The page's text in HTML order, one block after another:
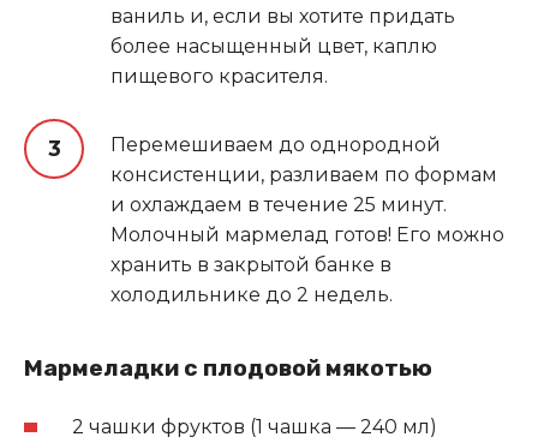
ваниль и, если вы хотите придать
более насыщенный цвет, каплю
пищевого красителя.
Перемешиваем до однородной
консистенции, разливаем по формам
и охлаждаем в течение 25 минут.
Молочный мармелад готов! Его можно
хранить в закрытой банке в
холодильнике до 2 недель.
Мармеладки с плодовой мякотью
2 чашки фруктов (1 чашка — 240 мл)